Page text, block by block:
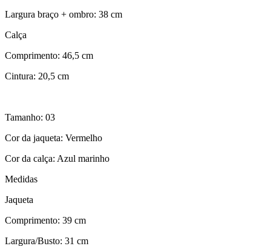
Largura braço + ombro: 38 cm
Calça
Comprimento: 46,5 cm
Cintura: 20,5 cm
Tamanho: 03
Cor da jaqueta: Vermelho
Cor da calça: Azul marinho
Medidas
Jaqueta
Comprimento: 39 cm
Largura/Busto: 31 cm